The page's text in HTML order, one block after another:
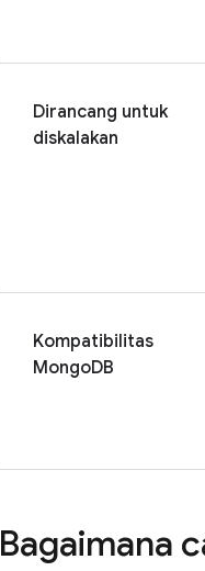
Dirancang untuk
diskalakan
Kompatibilitas
MongoDB
Bagaimana